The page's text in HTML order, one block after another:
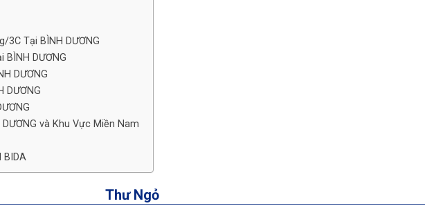
3C Tại BÌNH DƯƠNG
BÌNH DƯƠNG
DƯƠNG
DƯƠNG
và Khu Vực Miền Nam
BIDA
Thư Ngỏ